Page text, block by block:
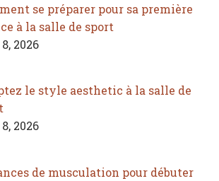
se préparer pour sa première
à la salle de sport
2026
le style aesthetic à la salle de
2026
de musculation pour débuter